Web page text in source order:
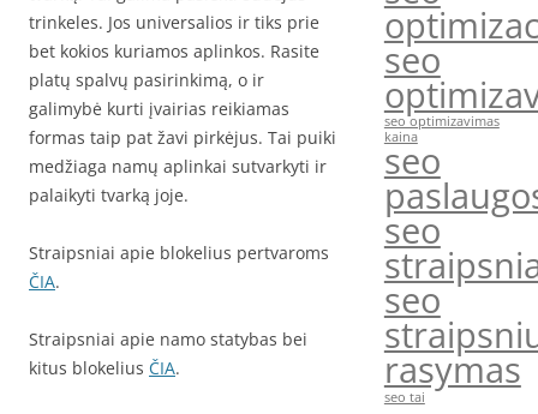
trinkeles. Jos universalios ir tiks prie
bet kokios kuriamos aplinkos. Rasite
platų spalvų pasirinkimą, o ir
galimybė kurti įvairias reikiamas
formas taip pat žavi pirkėjus. Tai puiki
medžiaga namų aplinkai sutvarkyti ir
palaikyti tvarką joje.
Straipsniai apie blokelius pertvaroms
ČIA.
Straipsniai apie namo statybas bei
kitus blokelius ČIA.
seo
seo optimizavimas
kaina
seo
seo
seo
rasymas
seo tai